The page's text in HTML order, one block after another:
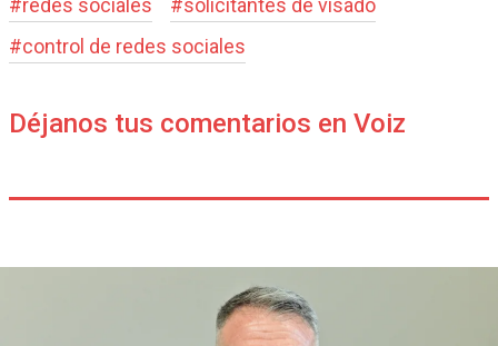
#redes sociales #solicitantes de visado
#control de redes sociales
Déjanos tus comentarios en Voiz